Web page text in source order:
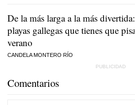
De la más larga a la más
playas gallegas que tienes que
verano
CANDELA MONTERO RÍO
Comentarios